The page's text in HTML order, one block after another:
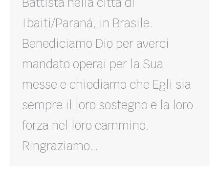
Ibaiti/Paraná, in Brasile.
Benediciamo Dio per averci
mandato operai per la Sua
messe e chiediamo che Egli sia
sempre il loro sostegno e la loro
forza nel loro cammino.
Ringraziamo…